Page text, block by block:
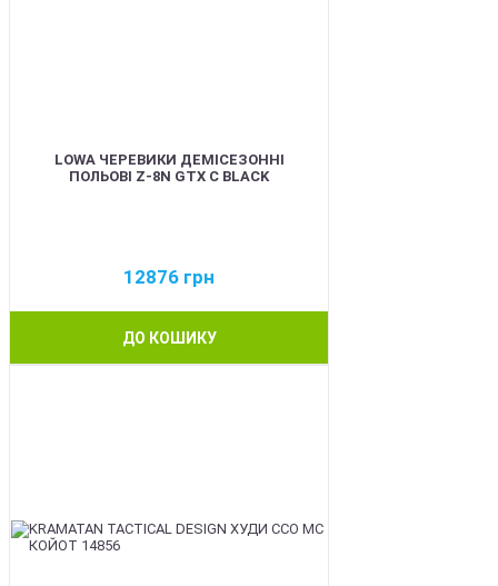
LOWA ЧЕРЕВИКИ ДЕМІСЕЗОННІ
ПОЛЬОВІ Z-8N GTX C BLACK
12876 грн
ДО КОШИКУ